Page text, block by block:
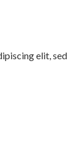
elit, sed